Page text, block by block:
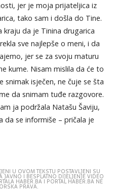
jer je moja prijateljica iz
tako sam i došla do Tine.
kraju da je Tinina drugarica
sve najlepše o meni, i da
jer se za svoju maturu
kume. Nisam mislila da će to
isječen, ne čuje se šta
da snimam tuđe razgovore.
ja podržala Natašu Šaviju,
da se informiše – pričala je
U OVOM TEKSTU POSTAVLJENI SU
I BESPLATNO DIJELJENJE VIDEO
HABER.BA I PORTAL HABER.BA NE
PRAVA.